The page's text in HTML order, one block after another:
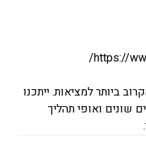
https://
ביותר למציאות. ייתכנו
שונים ואופי תהליך